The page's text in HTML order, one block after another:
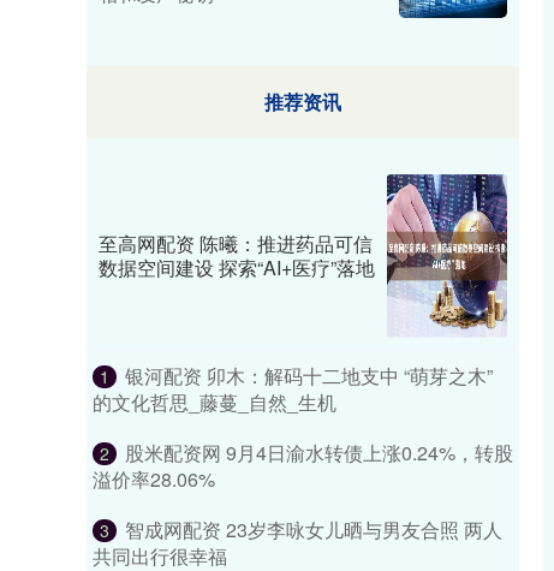
推荐资讯
至高网配资 陈曦：推进药品可信
数据空间建设 探索“AI+医疗”落地
1
银河配资 卯木：解码十二地支中 “萌芽之木”
的文化哲思_藤蔓_自然_生机
2
股米配资网 9月4日渝水转债上涨0.24%，转股
溢价率28.06%
3
智成网配资 23岁李咏女儿晒与男友合照 两人
共同出行很幸福